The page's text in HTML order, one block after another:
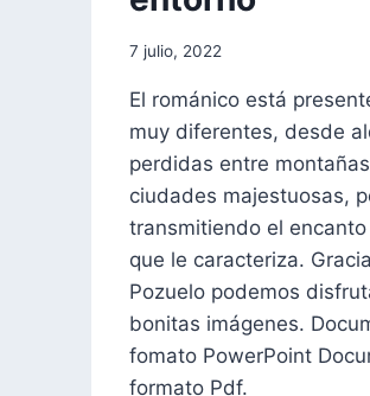
Por
7 julio, 2022
El románico está
muy diferentes, desde
perdidas entre
ciudades majestuosas,
transmitiendo el
que le caracteriza.
Pozuelo podemos
bonitas imágenes.
fomato PowerPoint
formato Pdf.